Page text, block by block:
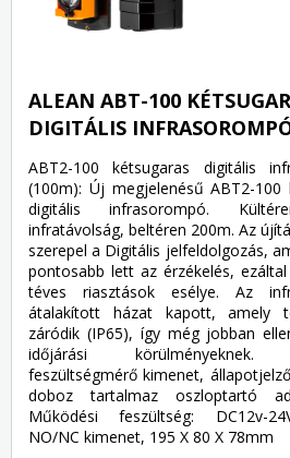
ALEAN ABT-100
DIGITÁLIS
ABT2-100 kétsugaras digitális
(100m): Új megjelenésű ABT2-100
digitális infrasorompó.
infratávolság, beltéren 200m. Az
szerepel a Digitális jelfeldolgozás,
pontosabb lett az érzékelés,
téves riasztások esélye. Az
átalakított házat kapott, amely
záródik (IP65), így még jobban
időjárási körülményeknek.
feszültségmérő kimenet,
doboz tartalmaz oszloptartó
Működési feszültség: DC12v-
NO/NC kimenet, 195 X 80 X 78mm